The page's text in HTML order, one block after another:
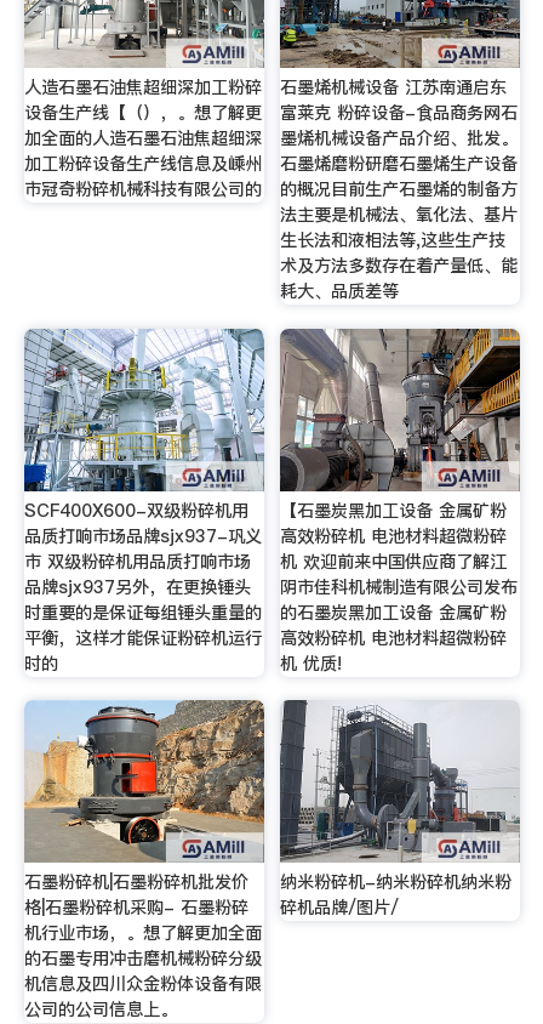
人造石墨石油焦超细深加工粉碎
设备生产线【（），。想了解更
加全面的人造石墨石油焦超细深
加工粉碎设备生产线信息及嵊州
市冠奇粉碎机械科技有限公司的
石墨烯机械设备 江苏南通启东
富莱克 粉碎设备-食品商务网石
墨烯机械设备产品介绍、批发。
石墨烯磨粉研磨石墨烯生产设备
的概况目前生产石墨烯的制备方
法主要是机械法、氧化法、基片
生长法和液相法等,这些生产技
术及方法多数存在着产量低、能
耗大、品质差等
SCF400X600-双级粉碎机用
品质打响市场品牌sjx937-巩义
市 双级粉碎机用品质打响市场
品牌sjx937另外，在更换锤头
时重要的是保证每组锤头重量的
平衡，这样才能保证粉碎机运行
时的
【石墨炭黑加工设备 金属矿粉
高效粉碎机 电池材料超微粉碎
机 欢迎前来中国供应商了解江
阴市佳科机械制造有限公司发布
的石墨炭黑加工设备 金属矿粉
高效粉碎机 电池材料超微粉碎
机 优质!
石墨粉碎机|石墨粉碎机批发价
格|石墨粉碎机采购- 石墨粉碎
机行业市场，。想了解更加全面
的石墨专用冲击磨机械粉碎分级
机信息及四川众金粉体设备有限
公司的公司信息上。
纳米粉碎机-纳米粉碎机纳米粉
碎机品牌/图片/